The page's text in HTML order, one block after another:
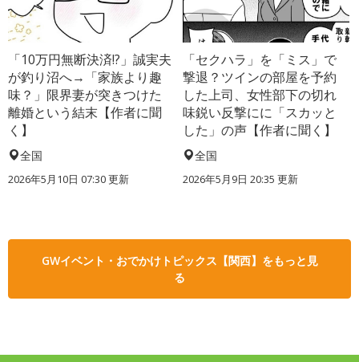
「10万円無断決済!?」誠実夫
が釣り沼へ→「家族より趣
味？」限界妻が突きつけた
離婚という結末【作者に聞
く】
全国
2026年5月10日 07:30 更新
「セクハラ」を「ミス」で
撃退？ツインの部屋を予約
した上司、女性部下の切れ
味鋭い反撃にに「スカッと
した」の声【作者に聞く】
全国
2026年5月9日 20:35 更新
GWイベント・おでかけトピックス【関西】をもっと見
る